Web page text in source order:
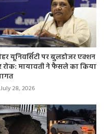
यूनिवर्सिटी पर बुलडोजर एक्शन
रोक: मायावती ने फैसले का किया
July 28, 2026